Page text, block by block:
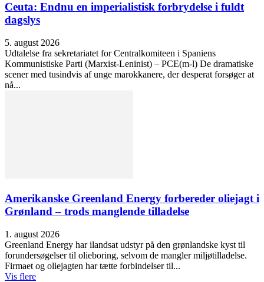
Ceuta: Endnu en imperialistisk forbrydelse i fuldt
dagslys
5. august 2026
Udtalelse fra sekretariatet for Centralkomiteen i Spaniens
Kommunistiske Parti (Marxist-Leninist) – PCE(m-l) De dramatiske
scener med tusindvis af unge marokkanere, der desperat forsøger at
nå...
Amerikanske Greenland Energy forbereder oliejagt i
Grønland – trods manglende tilladelse
1. august 2026
Greenland Energy har ilandsat udstyr på den grønlandske kyst til
forundersøgelser til olieboring, selvom de mangler miljøtilladelse.
Firmaet og oliejagten har tætte forbindelser til...
Vis flere